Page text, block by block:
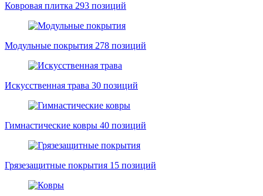
Ковровая плитка 293 позиций
Модульные покрытия 278 позиций
Искусственная трава 30 позиций
Гимнастические ковры 40 позиций
Грязезащитные покрытия 15 позиций